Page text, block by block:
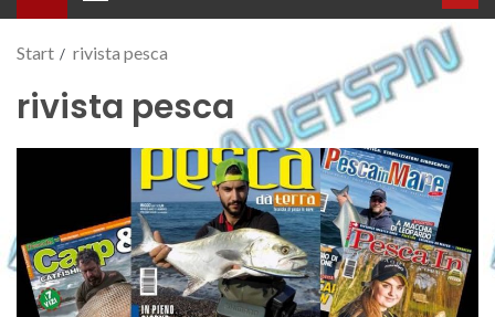
Start rivista pesca
rivista pesca